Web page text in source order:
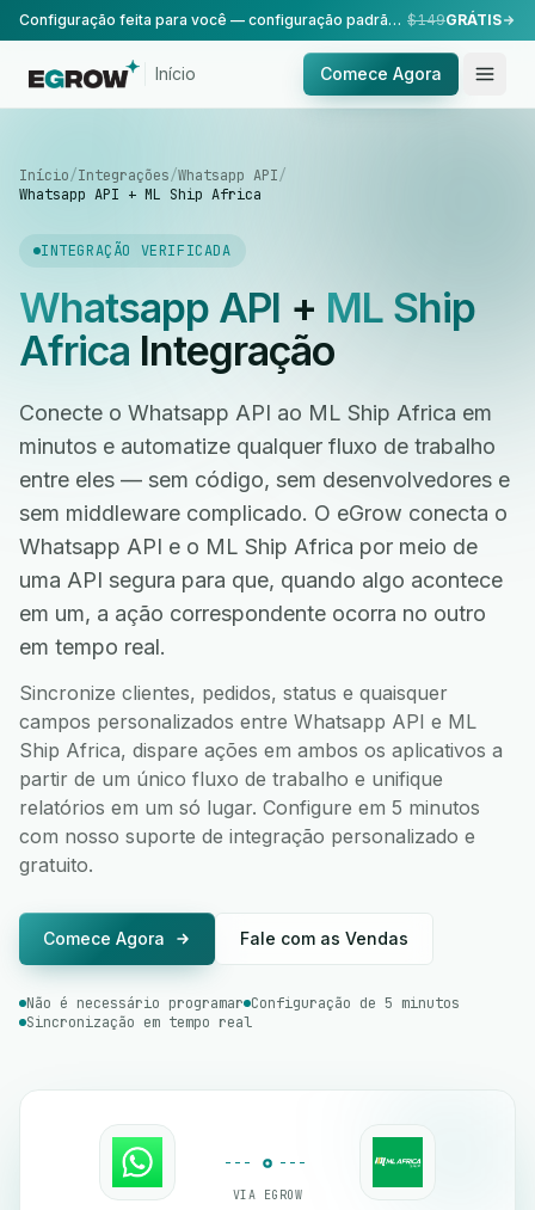
Configuração feita para você — configuração padrão, realizada pela nossa equipe. $149GRÁTIS
Início Comece Agora
Início/Integrações/Whatsapp API/
Whatsapp API + ML Ship Africa
INTEGRAÇÃO VERIFICADA
Whatsapp API + ML Ship
Africa Integração
Conecte o Whatsapp API ao ML Ship Africa em
minutos e automatize qualquer fluxo de trabalho
entre eles — sem código, sem desenvolvedores e
sem middleware complicado. O eGrow conecta o
Whatsapp API e o ML Ship Africa por meio de
uma API segura para que, quando algo acontece
em um, a ação correspondente ocorra no outro
em tempo real.
Sincronize clientes, pedidos, status e quaisquer
campos personalizados entre Whatsapp API e ML
Ship Africa, dispare ações em ambos os aplicativos a
partir de um único fluxo de trabalho e unifique
relatórios em um só lugar. Configure em 5 minutos
com nosso suporte de integração personalizado e
gratuito.
Comece Agora Fale com as Vendas
Não é necessário programar Configuração de 5 minutos
Sincronização em tempo real
VIA EGROW